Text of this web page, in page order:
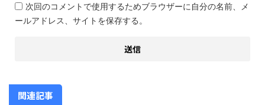
次回のコメントで使用するためブラウザーに自分の名前、メ
ールアドレス、サイトを保存する。
関連記事